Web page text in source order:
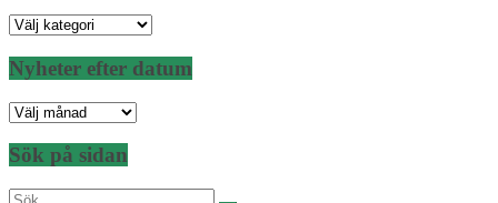
Nyheter
kategori
Nyheter efter datum
Nyheter
datum
Sök på sidan